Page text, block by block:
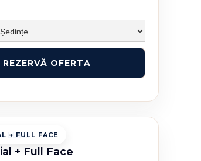
+ FULL FACE
LUNII
+ Full Face